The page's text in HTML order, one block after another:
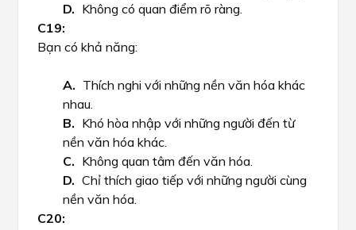
Không có quan điểm rõ ràng.
Bạn có khả năng:
Thích nghi với những nền văn hóa khác
nhau.
Khó hòa nhập với những người đến từ
nền văn hóa khác.
Không quan tâm đến văn hóa.
Chỉ thích giao tiếp với những người cùng
nền văn hóa.